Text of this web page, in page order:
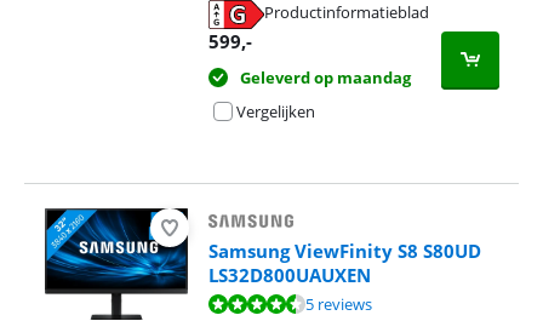
Productinformatieblad
599,-
Geleverd op maandag
Vergelijken
Samsung ViewFinity S8 S80UD
LS32D800UAUXEN
Beoordeling is 8,8 van de 10, gebaseerd op 5 reviews.
5 reviews